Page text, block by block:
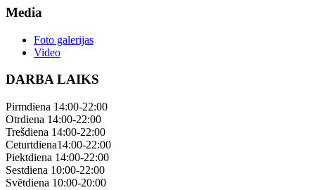
Media
Foto galerijas
Video
DARBA LAIKS
Pirmdiena 14:00-22:00
Otrdiena 14:00-22:00
Trešdiena 14:00-22:00
Ceturtdiena14:00-22:00
Piektdiena 14:00-22:00
Sestdiena 10:00-22:00
Svētdiena 10:00-20:00